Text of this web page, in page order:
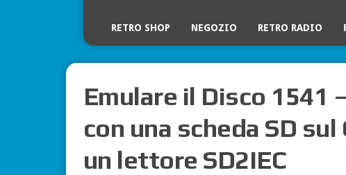
RETRO SHOP NEGOZIO RETRO RADIO
Emulare il Disco 1541
con una scheda SD
un lettore SD2IEC